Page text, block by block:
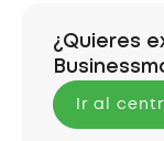
¿Quieres
Ir al